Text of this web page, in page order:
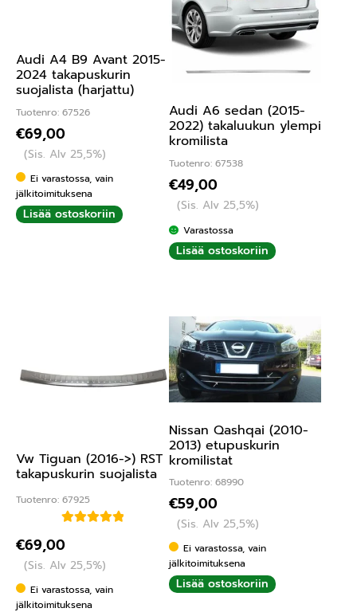
Audi A4 B9 Avant 2015-
2024 takapuskurin
suojalista (harjattu)
Tuotenro: 67526
€69,00
(Sis. Alv 25,5%)
Ei varastossa, vain
jälkitoimituksena
Lisää ostoskoriin
Audi A6 sedan (2015-
2022) takaluukun ylempi
kromilista
Tuotenro: 67538
€49,00
(Sis. Alv 25,5%)
Varastossa
Lisää ostoskoriin
Vw Tiguan (2016->) RST
takapuskurin suojalista
Tuotenro: 67925
5.00/ 5
€69,00
(Sis. Alv 25,5%)
Ei varastossa, vain
jälkitoimituksena
Nissan Qashqai (2010-
2013) etupuskurin
kromilistat
Tuotenro: 68990
€59,00
(Sis. Alv 25,5%)
Ei varastossa, vain
jälkitoimituksena
Lisää ostoskoriin